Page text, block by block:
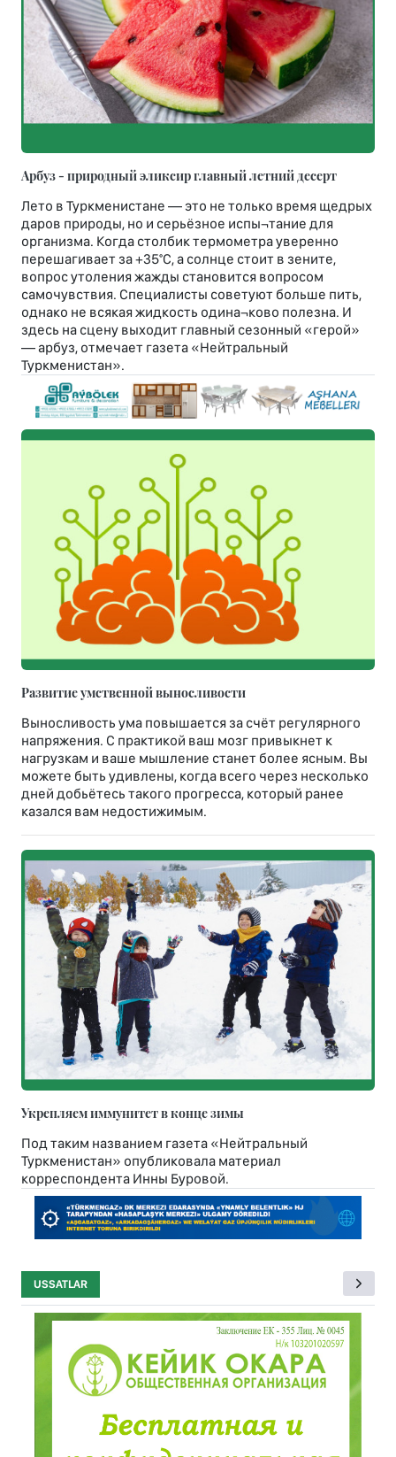
Арбуз - природный эликсир главный летний десерт
Лето в Туркменистане — это не только время щедрых
даров природы, но и серьёзное испы¬тание для
организма. Когда столбик термометра уверенно
перешагивает за +35°С, а солнце стоит в зените,
вопрос утоления жажды становится вопросом
самочувствия. Специалисты советуют больше пить,
однако не всякая жидкость одина¬ково полезна. И
здесь на сцену выходит главный сезонный «герой»
— арбуз, отмечает газета «Нейтральный
Туркменистан».
Развитие умственной выносливости
Выносливость ума повышается за счёт регулярного
напряжения. С практикой ваш мозг привыкнет к
нагрузкам и ваше мышление станет более ясным. Вы
можете быть удивлены, когда всего через несколько
дней добьётесь такого прогресса, который ранее
казался вам недостижимым.
Укрепляем иммунитет в конце зимы
Под таким названием газета «Нейтральный
Туркменистан» опубликовала материал
корреспондента Инны Буровой.
USSATLAR